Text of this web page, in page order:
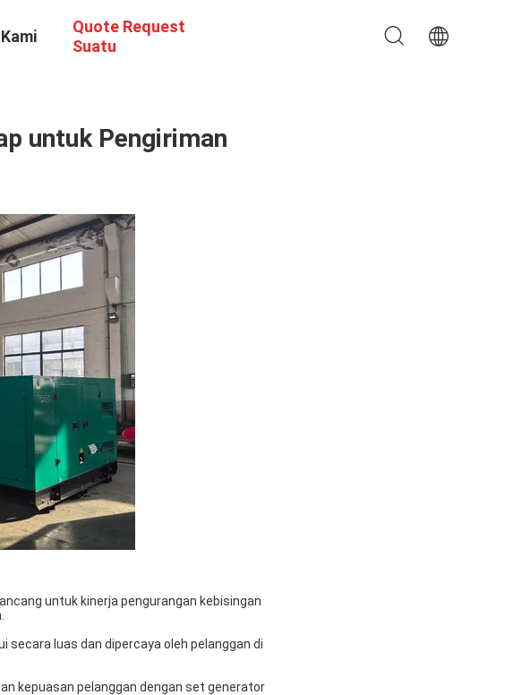
Quote Request
Suatu
untuk Pengiriman
untuk kinerja pengurangan kebisingan
secara luas dan dipercaya oleh pelanggan di
kepuasan pelanggan dengan set generator